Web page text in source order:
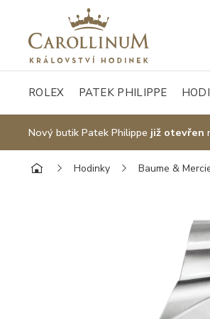
ROLEX PATEK PHILIPPE
Nový butik Patek Philippe již otevřen
Hodinky Baume &